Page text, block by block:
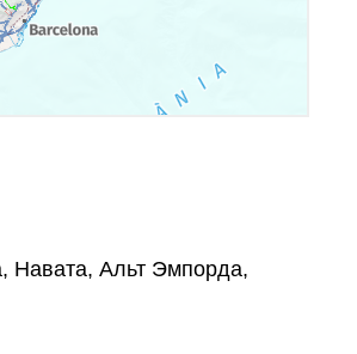
Навата, Альт Эмпорда,